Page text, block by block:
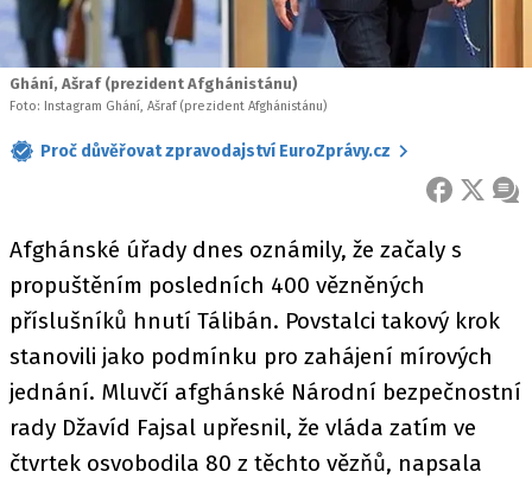
Ghání, Ašraf (prezident Afghánistánu)
Foto: Instagram Ghání, Ašraf (prezident Afghánistánu)
Proč důvěřovat zpravodajství EuroZprávy.cz
FACEBOOK
X
Afghánské úřady dnes oznámily, že začaly s
propuštěním posledních 400 vězněných
příslušníků hnutí Tálibán. Povstalci takový krok
stanovili jako podmínku pro zahájení mírových
jednání. Mluvčí afghánské Národní bezpečnostní
rady Džavíd Fajsal upřesnil, že vláda zatím ve
čtvrtek osvobodila 80 z těchto vězňů, napsala